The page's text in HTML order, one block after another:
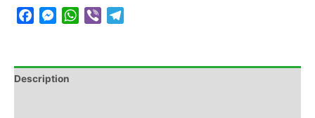
FacebookMessenger
WhatsApp
Viber
Description